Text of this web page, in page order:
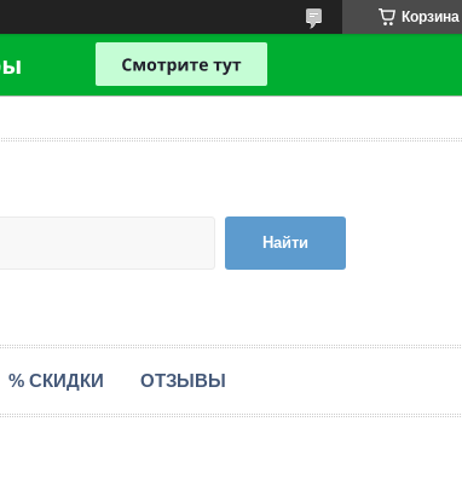
Корзина
Найти
% СКИДКИ ОТЗЫВЫ